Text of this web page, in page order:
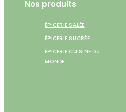
Nos produits
ÉPICERIE SALÉE
ÉPICERIE SUCRÉE
ÉPICERIE CUISINE DU
MONDE